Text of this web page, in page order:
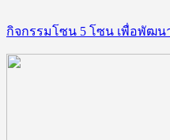
กิจกรรมโซน 5 โซน เพื่อพัฒน